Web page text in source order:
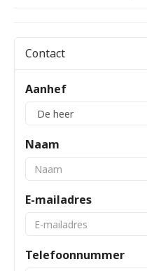
Contact
Aanhef
Naam
E-mailadres
Telefoonnummer